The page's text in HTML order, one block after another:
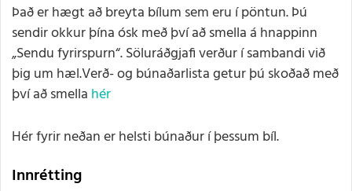
Það er hægt að breyta bílum sem eru í pöntun. Þú
sendir okkur þína ósk með því að smella á hnappinn
„Sendu fyrirspurn“. Söluráðgjafi verður í sambandi við
þig um hæl.Verð- og búnaðarlista getur þú skoðað með
því að smella hér
Hér fyrir neðan er helsti búnaður í þessum bíl.
Innrétting